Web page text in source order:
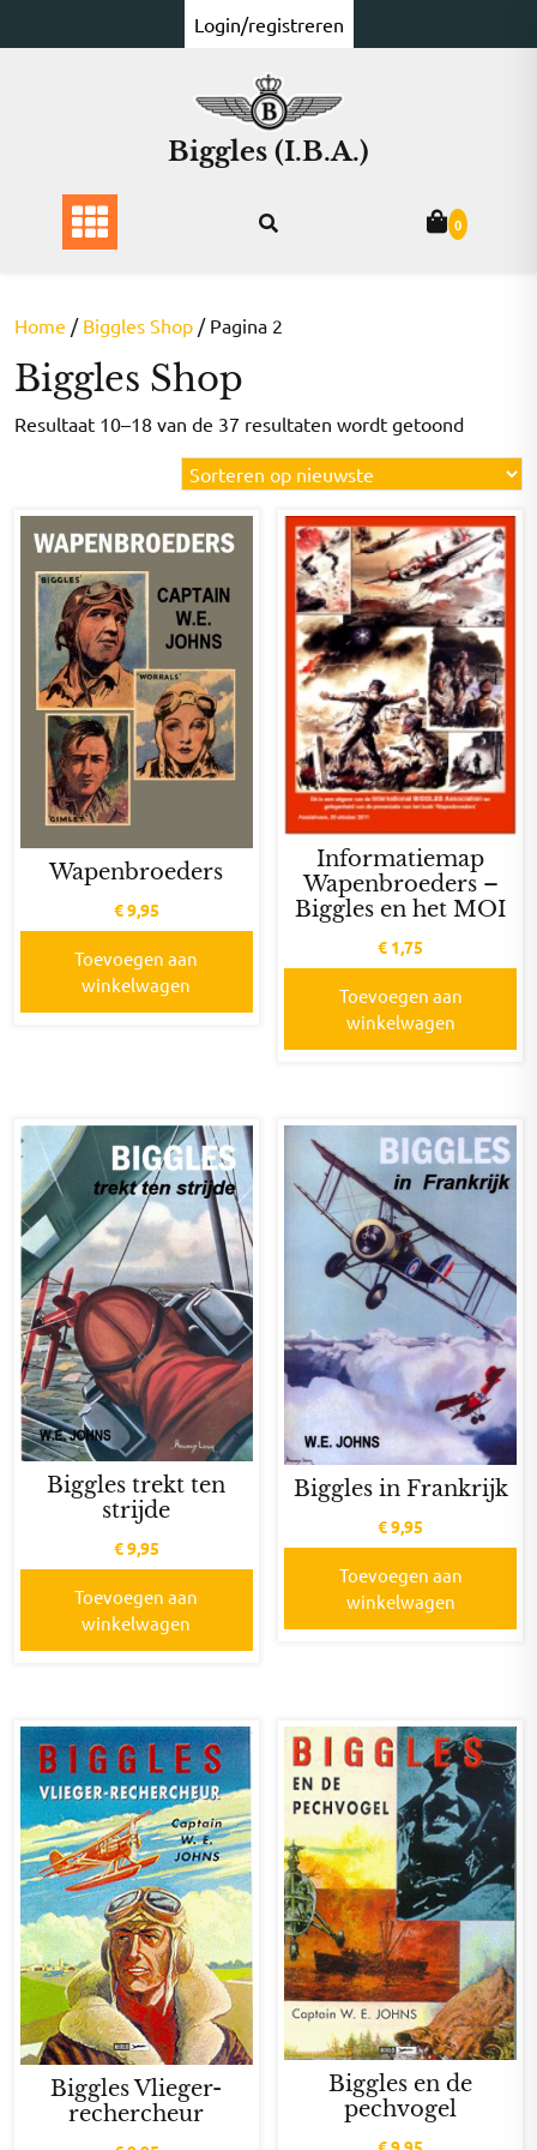
naar
Login/registreren
Biggles (I.B.A.)
0
Home / Biggles Shop / Pagina 2
Biggles Shop
Resultaat 10–18 van de 37 resultaten wordt getoond
op
Wapenbroeders
€9,95
Toevoegen aan
winkelwagen
Informatiemap
Wapenbroeders –
Biggles en het MOI
€ 1,75
Toevoegen aan
winkelwagen
Biggles trekt ten
strijde
€9,95
Toevoegen aan
winkelwagen
Biggles in Frankrijk
€9,95
Toevoegen aan
winkelwagen
Biggles Vlieger-
rechercheur
Biggles en de
pechvogel